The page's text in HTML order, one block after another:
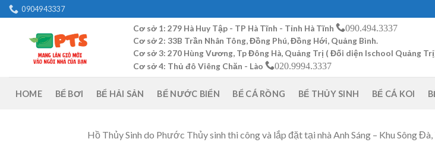
Skip
to
content
0904943337
Cơ sở 1: 279 Hà Huy Tập - TP Hà Tĩnh - Tỉnh Hà Tĩnh
090.494.3337
Cơ sở 2: 33B Trần Nhân Tông, Đồng Phú, Đồng Hới, Quảng Bình.
Cơ sở 3: 270 Hùng Vương, Tp Đông Hà, Quảng Trị ( Đối diện Ischool Quảng
Cơ sở 4: Thủ đô Viêng Chăn - Lào
020.9994.3337
HOME BỂ BƠI BỂ HẢI SẢN BỂ NƯỚC BIỂN BỂ CÁ RỒNG BỂ THỦY SINH BỂ CÁ KOI
Hồ Thủy Sinh do Phước Thủy sinh thi công và lắp đặt tại nhà Anh Sáng – Khu Sông